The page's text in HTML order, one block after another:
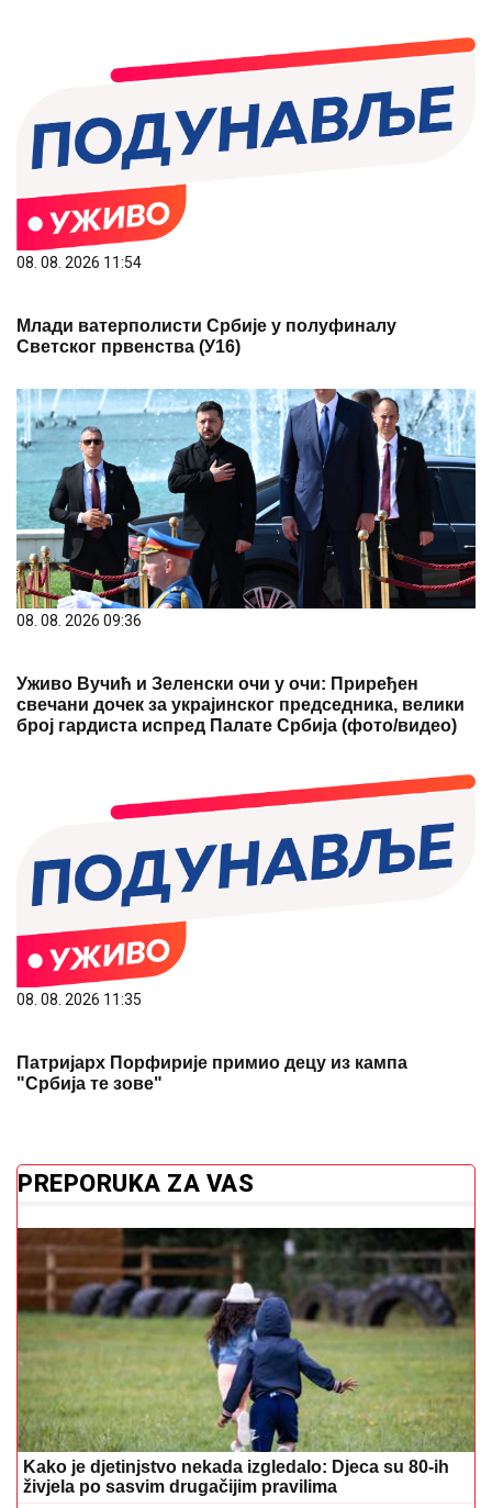
08. 08. 2026 11:54
Млади ватерполисти Србије у полуфиналу
Светског првенства (У16)
08. 08. 2026 09:36
Уживо Вучић и Зеленски очи у очи: Приређен
свечани дочек за украјинског председника, велики
број гардиста испред Палате Србија (фото/видео)
08. 08. 2026 11:35
Патријарх Порфирије примио децу из кампа
"Србија те зове"
PREPORUKA ZA VAS
Kako je djetinjstvo nekada izgledalo: Djeca su 80-ih
živjela po sasvim drugačijim pravilima